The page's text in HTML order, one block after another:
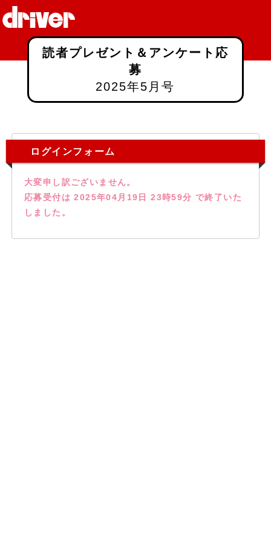
読者プレゼント＆アンケート応
募
2025年5月号
ログインフォーム
大変申し訳ございません。
応募受付は 2025年04月19日 23時59分 で終了いた
しました。